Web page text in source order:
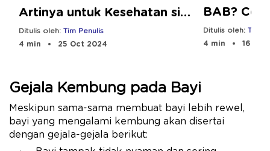
Artinya untuk Kesehatan si
Kecil
Ditulis oleh: Tim Penulis
4 min
25 Oct 2024
BAB? Cek
Solusinya
Ditulis oleh: Tim
4 min
16
Gejala Kembung pada Bayi
Meskipun sama-sama membuat bayi lebih rewel,
bayi yang mengalami kembung akan disertai
dengan gejala-gejala berikut: